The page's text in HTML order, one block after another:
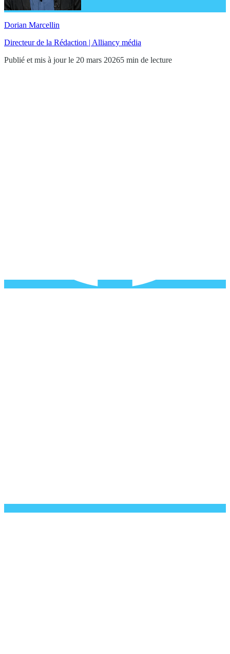
Dorian Marcellin
Directeur de la Rédaction | Alliancy média
Publié et mis à jour le 20 mars 20265 min de lecture